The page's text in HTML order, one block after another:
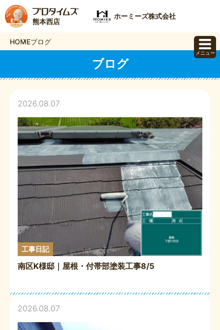
熊本西店
ホーミーズ株式会社
HOMEブログ
ブログ
2026.08.07
工事日記
南区K様邸｜屋根・付帯部塗装工事8/5
2026.08.07
メニュー